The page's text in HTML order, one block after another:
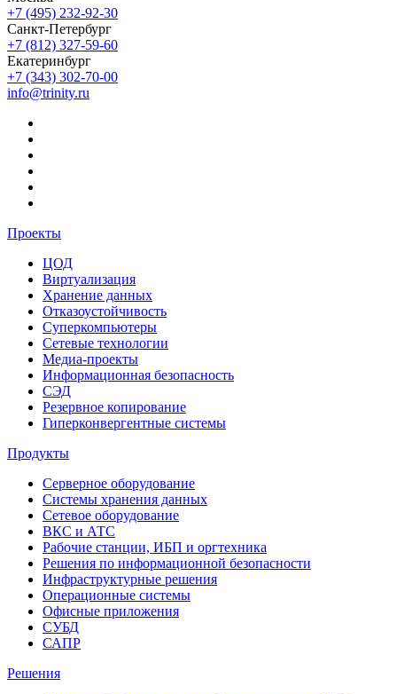
+7 (495) 232-92-30
Санкт-Петербург
+7 (812) 327-59-60
Екатеринбург
+7 (343) 302-70-00
info@trinity.ru
Проекты
ЦОД
Виртуализация
Хранение данных
Отказоустойчивость
Суперкомпьютеры
Сетевые технологии
Медиа-проекты
Информационная безопасность
СЭД
Резервное копирование
Гиперконвергентные системы
Продукты
Серверное оборудование
Системы хранения данных
Сетевое оборудование
ВКС и АТС
Рабочие станции, ИБП и оргтехника
Решения по информационной безопасности
Инфраструктурные решения
Операционные системы
Офисные приложения
СУБД
САПР
Решения